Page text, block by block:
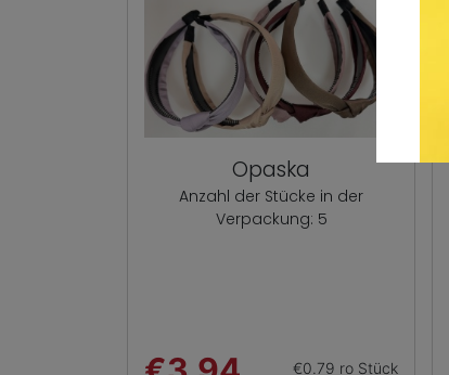
Opaska
Anzahl der Stücke in der
Verpackung: 5
€0.79 ro Stück